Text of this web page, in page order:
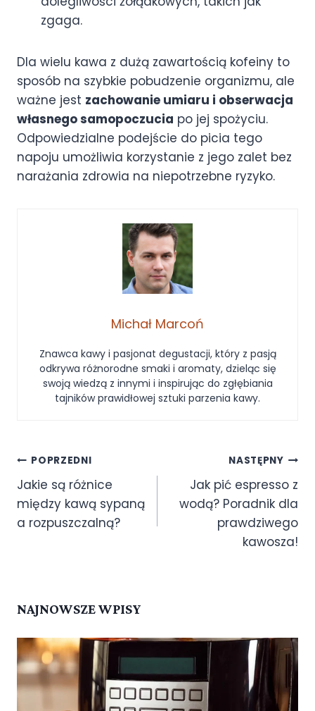
zgaga.
Dla wielu kawa z dużą zawartością kofeiny to
sposób na szybkie pobudzenie organizmu, ale
ważne jest zachowanie umiaru i obserwacja
własnego samopoczucia po jej spożyciu.
Odpowiedzialne podejście do picia tego
napoju umożliwia korzystanie z jego zalet bez
narażania zdrowia na niepotrzebne ryzyko.
Michał Marcoń
Znawca kawy i pasjonat degustacji, który z pasją
odkrywa różnorodne smaki i aromaty, dzieląc się
swoją wiedzą z innymi i inspirując do zgłębiania
tajników prawidłowej sztuki parzenia kawy.
POPRZEDNI
Jakie są różnice
między kawą sypaną
a rozpuszczalną?
NASTĘPNY
Jak pić espresso z
wodą? Poradnik dla
prawdziwego
kawosza!
NAJNOWSZE WPISY